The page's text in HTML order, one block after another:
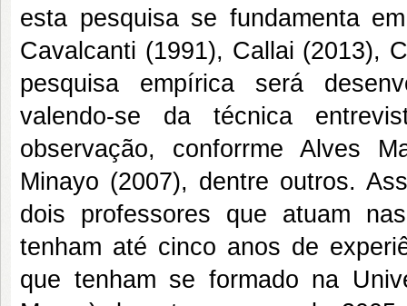
esta pesquisa se fundamenta
Cavalcanti (1991), Callai (2013),
pesquisa empírica será
valendo-se da técnica
observação, conforrme Alves
Minayo (2007), dentre outros.
dois professores que atuam
tenham até cinco anos de
que tenham se formado na